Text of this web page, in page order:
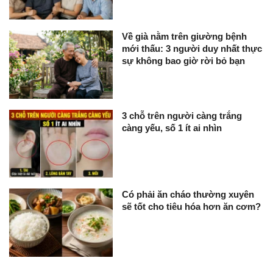
Về già nằm trên giường bệnh
mới thấu: 3 người duy nhất thực
sự không bao giờ rời bỏ bạn
3 chỗ trên người càng trắng
càng yếu, số 1 ít ai nhìn
Có phải ăn cháo thường xuyên
sẽ tốt cho tiêu hóa hơn ăn cơm?